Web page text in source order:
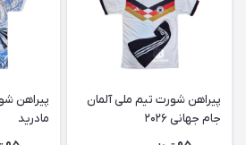
پیراهن شورت تیم ملی آلمان
جام جهانی ۲۰۲۶
پیراهن
مادرید